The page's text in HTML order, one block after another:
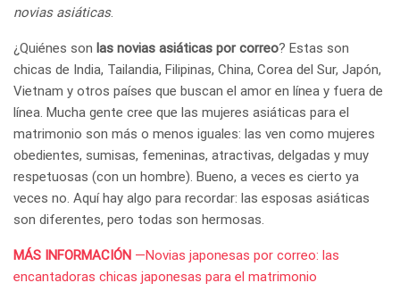
novias asiáticas.
¿Quiénes son las novias asiáticas por correo? Estas son
chicas de India, Tailandia, Filipinas, China, Corea del Sur, Japón,
Vietnam y otros países que buscan el amor en línea y fuera de
línea. Mucha gente cree que las mujeres asiáticas para el
matrimonio son más o menos iguales: las ven como mujeres
obedientes, sumisas, femeninas, atractivas, delgadas y muy
respetuosas (con un hombre). Bueno, a veces es cierto ya
veces no. Aquí hay algo para recordar: las esposas asiáticas
son diferentes, pero todas son hermosas.
MÁS INFORMACIÓN —Novias japonesas por correo: las
encantadoras chicas japonesas para el matrimonio